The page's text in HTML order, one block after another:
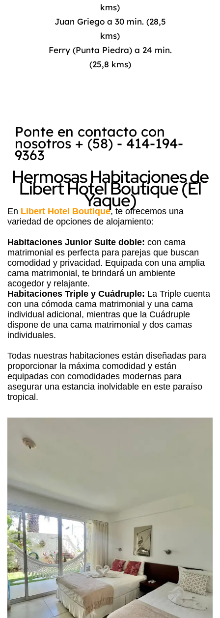
kms)
Juan Griego a 30 min. (28,5
kms)
Ferry (Punta Piedra) a 24 min.
(25,8 kms)
Ponte en contacto con
nosotros + (58) - 414-194-
9363
Hermosas Habitaciones de
Libert Hotel Boutique (El
Yaque)
En Libert Hotel Boutique, te ofrecemos una
variedad de opciones de alojamiento:
Habitaciones Junior Suite doble: con cama
matrimonial es perfecta para parejas que buscan
comodidad y privacidad. Equipada con una amplia
cama matrimonial, te brindará un ambiente
acogedor y relajante.
Habitaciones Triple y Cuádruple: La Triple cuenta
con una cómoda cama matrimonial y una cama
individual adicional, mientras que la Cuádruple
dispone de una cama matrimonial y dos camas
individuales.
Todas nuestras habitaciones están diseñadas para
proporcionar la máxima comodidad y están
equipadas con comodidades modernas para
asegurar una estancia inolvidable en este paraíso
tropical.